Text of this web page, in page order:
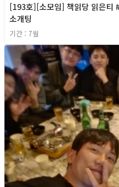
[193호][소모임] 책읽당 읽은티
소개팅
기간 : 7월